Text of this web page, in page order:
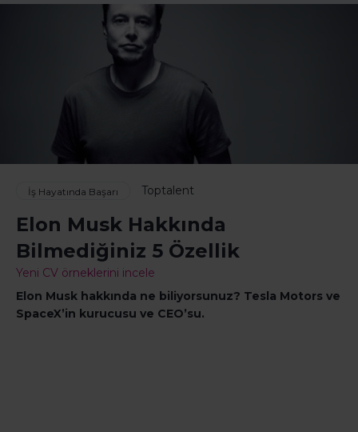
İş Hayatında Başarı Toptalent
Elon Musk Hakkında
Bilmediğiniz 5 Özellik
Yeni CV örneklerini incele
Elon Musk hakkında ne biliyorsunuz? Tesla Motors ve
SpaceX’in kurucusu ve CEO’su.